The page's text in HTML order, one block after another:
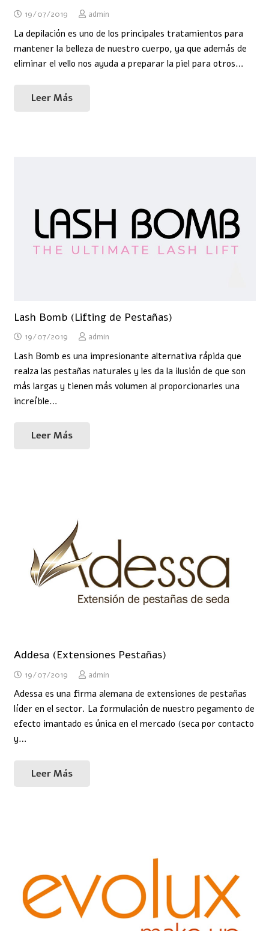
19/07/2019 admin
La depilación es uno de los principales tratamientos para
mantener la belleza de nuestro cuerpo, ya que además de
eliminar el vello nos ayuda a preparar la piel para otros…
Leer Más
Lash Bomb (Lifting de Pestañas)
19/07/2019 admin
Lash Bomb es una impresionante alternativa rápida que
realza las pestañas naturales y les da la ilusión de que son
más largas y tienen más volumen al proporcionarles una
increíble…
Leer Más
Addesa (Extensiones Pestañas)
19/07/2019 admin
Adessa es una firma alemana de extensiones de pestañas
líder en el sector. La formulación de nuestro pegamento de
efecto imantado es única en el mercado (seca por contacto
y…
Leer Más